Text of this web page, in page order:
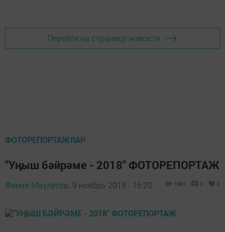
Перейти на страницу новости
ФОТОРЕПОРТАЖЛАР
"Уңыш бәйрәме - 2018" ФОТОРЕПОРТАЖ
Фәнил Мәүлетов, 9 ноябрь 2018 - 16:20 1983 0 0